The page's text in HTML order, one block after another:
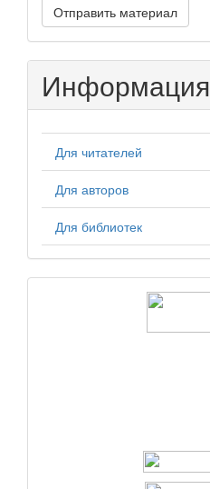
материал
Отправить материал
Информация
Для читателей
Для авторов
Для библиотек